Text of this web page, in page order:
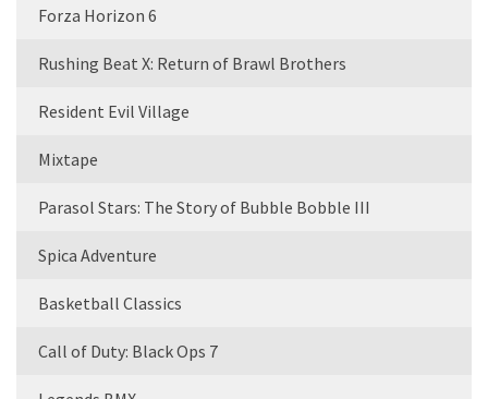
Forza Horizon 6
Rushing Beat X: Return of Brawl Brothers
Resident Evil Village
Mixtape
Parasol Stars: The Story of Bubble Bobble III
Spica Adventure
Basketball Classics
Call of Duty: Black Ops 7